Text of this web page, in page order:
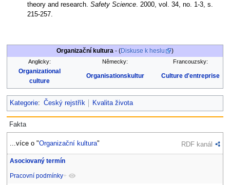
theory and research.Safety Science . 2000, vol. 34, no. 1-3, s.
215-257.
Organizační kultura - (Diskuse k heslu )
Anglicky: Německy: Francouzsky:
Organizational
culture
Organisationskultur Culture d'entreprise
Kategorie: Český rejstřík Kvalita života
Fakta
...více o "Organizační kultura" RDF kanál
Asociovaný termín
Pracovní podmínky+